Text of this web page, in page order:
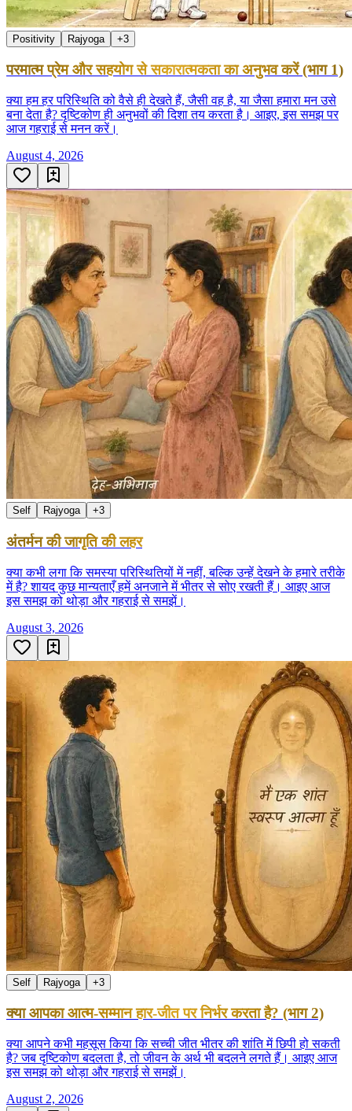
Positivity Rajyoga +3
परमात्म प्रेम और सहयोग से सकारात्मकता का अनुभव करें (भाग 1)
क्या हम हर परिस्थिति को वैसे ही देखते हैं, जैसी वह है, या जैसा हमारा मन उसे
बना देता है? दृष्टिकोण ही अनुभवों की दिशा तय करता है। आइए, इस समझ पर
आज गहराई से मनन करें।
August 4, 2026
Self Rajyoga +3
अंतर्मन की जागृति की लहर
क्या कभी लगा कि समस्या परिस्थितियों में नहीं, बल्कि उन्हें देखने के हमारे तरीके
में है? शायद कुछ मान्यताएँ हमें अनजाने में भीतर से सोए रखती हैं। आइए आज
इस समझ को थोड़ा और गहराई से समझें।
August 3, 2026
Self Rajyoga +3
क्या आपका आत्म-सम्मान हार-जीत पर निर्भर करता है? (भाग 2)
क्या आपने कभी महसूस किया कि सच्ची जीत भीतर की शांति में छिपी हो सकती
है? जब दृष्टिकोण बदलता है, तो जीवन के अर्थ भी बदलने लगते हैं। आइए आज
इस समझ को थोड़ा और गहराई से समझें।
August 2, 2026